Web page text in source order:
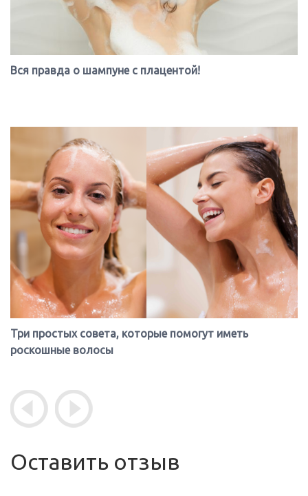
Вся правда о шампуне с плацентой!
Три простых совета, которые помогут иметь
роскошные волосы
Оставить отзыв